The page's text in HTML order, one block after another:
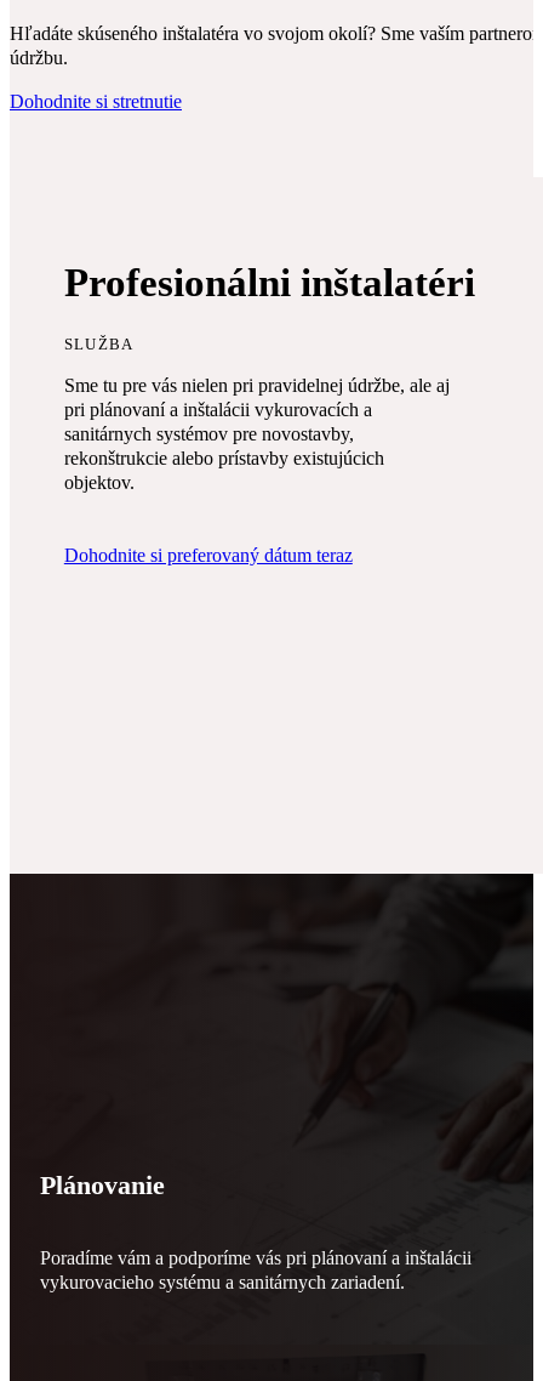
Hľadáte skúseného inštalatéra vo svojom okolí? Sme vaším
údržbu.
Dohodnite si stretnutie
Profesionálni inštalatéri
SLUŽBA
Sme tu pre vás nielen pri pravidelnej údržbe, ale aj
pri plánovaní a inštalácii vykurovacích a
sanitárnych systémov pre novostavby,
rekonštrukcie alebo prístavby existujúcich
objektov.
Dohodnite si preferovaný dátum teraz
Plánovanie
Poradíme vám a podporíme vás pri plánovaní a inštalácii
vykurovacieho systému a sanitárnych zariadení.